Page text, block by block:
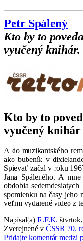
Petr Spálený
Kto by to
vyučený knihár.
Kto by to
vyučený knihár
A do muzikantského
ako bubeník v
Spievať začal v roku
Jana Spáleného. A
obdobia
spomienku na časy jeho
veľmi vydarené video z
Napísal(a) R.F.K.
Zverejnené v ČSSR 70.
Pridajte komentár medzi